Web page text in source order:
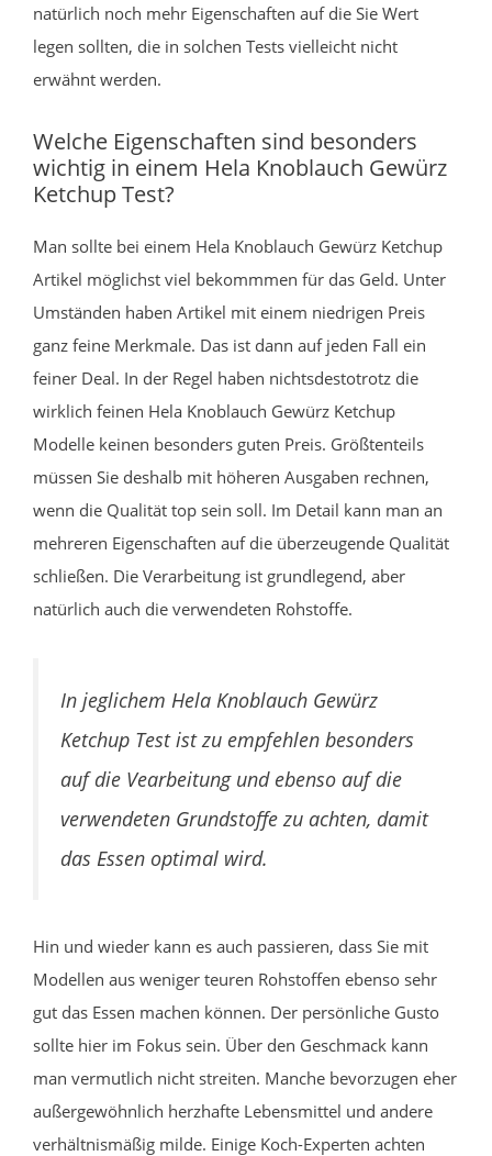
natürlich noch mehr Eigenschaften auf die Sie Wert
legen sollten, die in solchen Tests vielleicht nicht
erwähnt werden.
Welche Eigenschaften sind besonders
wichtig in einem Hela Knoblauch Gewürz
Ketchup Test?
Man sollte bei einem Hela Knoblauch Gewürz Ketchup
Artikel möglichst viel bekommmen für das Geld. Unter
Umständen haben Artikel mit einem niedrigen Preis
ganz feine Merkmale. Das ist dann auf jeden Fall ein
feiner Deal. In der Regel haben nichtsdestotrotz die
wirklich feinen Hela Knoblauch Gewürz Ketchup
Modelle keinen besonders guten Preis. Größtenteils
müssen Sie deshalb mit höheren Ausgaben rechnen,
wenn die Qualität top sein soll. Im Detail kann man an
mehreren Eigenschaften auf die überzeugende Qualität
schließen. Die Verarbeitung ist grundlegend, aber
natürlich auch die verwendeten Rohstoffe.
In jeglichem Hela Knoblauch Gewürz
Ketchup Test ist zu empfehlen besonders
auf die Vearbeitung und ebenso auf die
verwendeten Grundstoffe zu achten, damit
das Essen optimal wird.
Hin und wieder kann es auch passieren, dass Sie mit
Modellen aus weniger teuren Rohstoffen ebenso sehr
gut das Essen machen können. Der persönliche Gusto
sollte hier im Fokus sein. Über den Geschmack kann
man vermutlich nicht streiten. Manche bevorzugen eher
außergewöhnlich herzhafte Lebensmittel und andere
verhältnismäßig milde. Einige Koch-Experten achten